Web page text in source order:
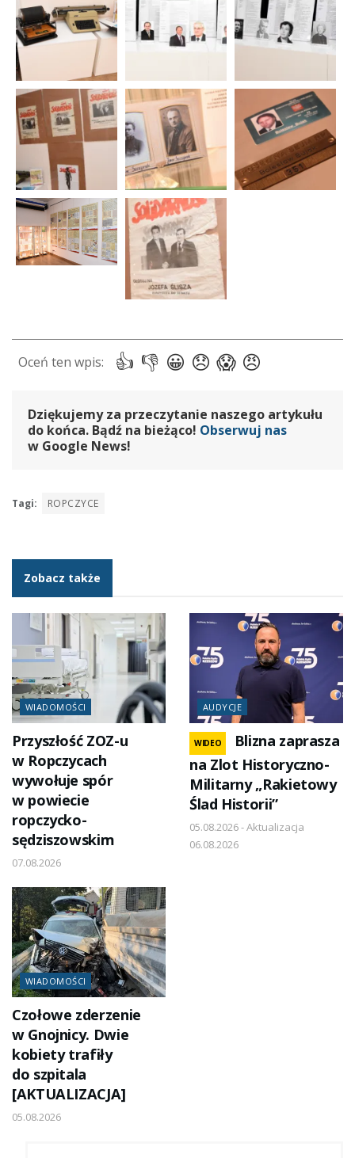
Dziękujemy za przeczytanie naszego artykułu
do końca. Bądź na bieżąco! Obserwuj nas
w Google News!
Tagi: ROPCZYCE
Zobacz także
WIADOMOŚCI
Przyszłość ZOZ-u
w Ropczycach
wywołuje spór
w powiecie
ropczycko-
sędziszowskim
07.08.2026
AUDYCJE
WIDEO
Blizna zaprasza
na Zlot Historyczno-
Militarny „Rakietowy
Ślad Historii”
05.08.2026 - Aktualizacja
06.08.2026
WIADOMOŚCI
Czołowe zderzenie
w Gnojnicy. Dwie
kobiety trafiły
do szpitala
[AKTUALIZACJA]
05.08.2026